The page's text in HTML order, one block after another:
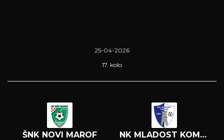
25-04-2026
17. kolo
ŠNK NOVI MAROF NK MLADOST KOMET